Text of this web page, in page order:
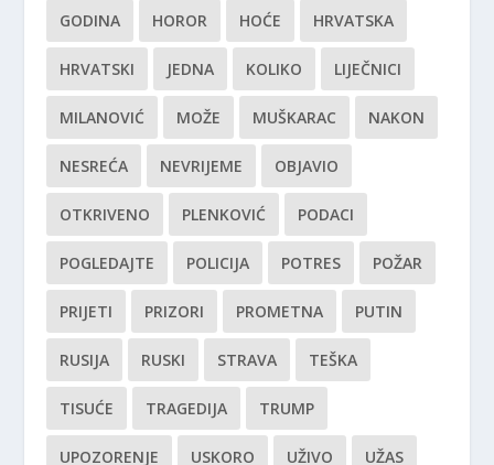
GODINA HOROR HOĆE HRVATSKA
HRVATSKI JEDNA KOLIKO LIJEČNICI
MILANOVIĆ MOŽE MUŠKARAC NAKON
NESREĆA NEVRIJEME OBJAVIO
OTKRIVENO PLENKOVIĆ PODACI
POGLEDAJTE POLICIJA POTRES POŽAR
PRIJETI PRIZORI PROMETNA PUTIN
RUSIJA RUSKI STRAVA TEŠKA
TISUĆE TRAGEDIJA TRUMP
UPOZORENJE USKORO UŽIVO UŽAS